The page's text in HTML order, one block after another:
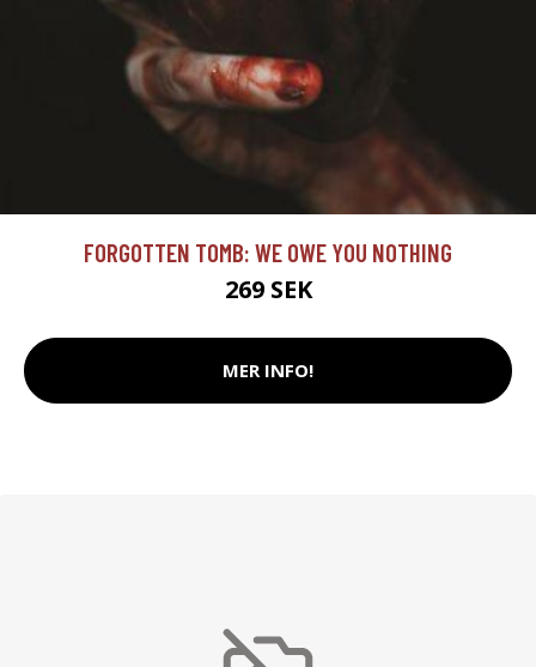
FORGOTTEN TOMB: WE OWE YOU NOTHING
269 SEK
MER INFO!